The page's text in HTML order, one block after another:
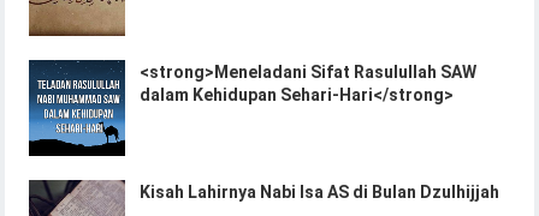
<strong>Meneladani Sifat Rasulullah SAW
dalam Kehidupan Sehari-Hari</strong>
Kisah Lahirnya Nabi Isa AS di Bulan Dzulhijjah